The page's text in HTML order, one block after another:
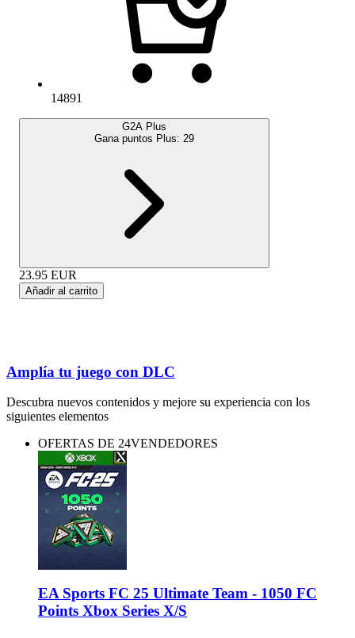
14891
G2A Plus
Gana puntos Plus: 29
23.95 EUR
Añadir al carrito
Amplía tu juego con DLC
Descubra nuevos contenidos y mejore su experiencia con los
siguientes elementos
OFERTAS DE 24VENDEDORES
EA Sports FC 25 Ultimate Team - 1050 FC
Points Xbox Series X/S